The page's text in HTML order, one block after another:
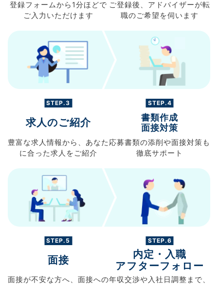
登録フォームから 1分ほどで
ご入力 いただけます
ご登録後、 アドバイザーが転
職のご希望を伺います
STEP.3
求人のご紹介
豊富な求人情報から、 あなた
に合った求人を ご紹介
STEP.4
書類作成
面接対策
応募書類の添削や面接対策も
徹底サポート
STEP.5
面接
面接が不安な方へ、 面接への
STEP.6
内定・入職
アフターフォロー
年収交渉や入社日調整まで、